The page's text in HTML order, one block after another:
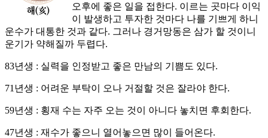
오후에 좋은 일을 접한다. 이르는 곳마다 이익
이 발생하고 투자한 것마다 나를 기쁘게 하니
운수가 대통한 것과 같다. 그러나 경거망동은 삼가 할 것이니
운기가 약해질까 두렵다.
83년생 : 실력을 인정받고 좋은 만남의 기쁨도 있다.
71년생 : 어려운 부탁이 오나 거절할 것은 잘라야 한다.
59년생 : 횡재 수는 자주 오는 것이 아니다 놓치면 후회한다.
47년생 : 재수가 좋으니 열어놓으면 많이 들어온다.